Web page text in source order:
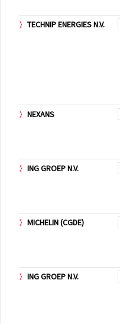
TECHNIP ENERGIES N.V.
NEXANS
ING GROEP N.V.
MICHELIN (CGDE)
ING GROEP N.V.